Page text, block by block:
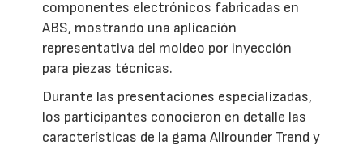
componentes electrónicos fabricadas en
ABS, mostrando una aplicación
representativa del moldeo por inyección
para piezas técnicas.
Durante las presentaciones especializadas,
los participantes conocieron en detalle las
características de la gama Allrounder Trend y